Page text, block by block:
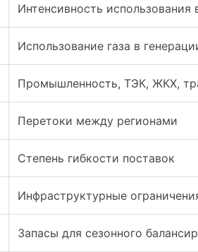
Интенсивность использования
Использование газа в
Промышленность, ТЭК, ЖКХ,
Перетоки между регионами
Степень гибкости поставок
Инфраструктурные
Запасы для сезонного